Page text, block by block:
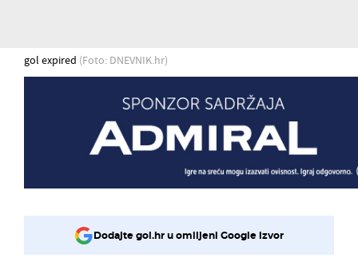
gol expired (Foto: DNEVNIK.hr)
Dodajte gol.hr u omiljeni Google izvor